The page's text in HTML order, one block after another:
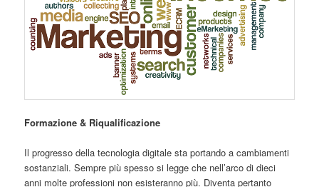
Formazione & Riqualificazione
Il progresso della tecnologia digitale sta portando a cambiamenti
sostanziali. Sempre più spesso si legge che nell’arco di dieci
anni molte professioni non esisteranno più. Diventa pertanto